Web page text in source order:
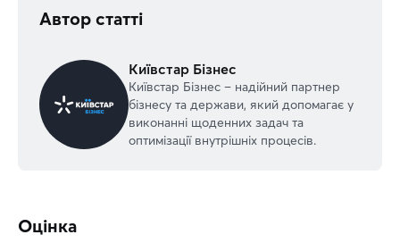
Автор статті
Київстар Бізнес
Київстар Бізнес – надійний партнер
бізнесу та держави, який допомагає у
виконанні щоденних задач та
оптимізації внутрішніх процесів.
Оцінка